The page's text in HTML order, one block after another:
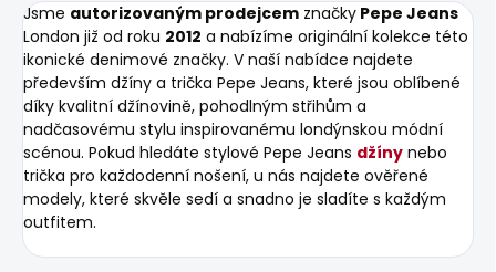
Jsme autorizovaným prodejcem značky Pepe Jeans
London již od roku 2012 a nabízíme originální kolekce této
ikonické denimové značky. V naší nabídce najdete
především džíny a trička Pepe Jeans, které jsou oblíbené
díky kvalitní džínovině, pohodlným střihům a
nadčasovému stylu inspirovanému londýnskou módní
scénou. Pokud hledáte stylové Pepe Jeans džíny nebo
trička pro každodenní nošení, u nás najdete ověřené
modely, které skvěle sedí a snadno je sladíte s každým
outfitem.